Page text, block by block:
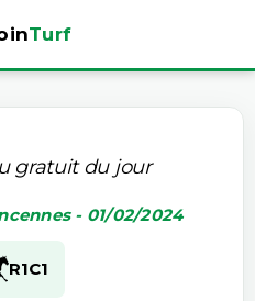
Turf
gratuit du jour
- 01/02/2024
R1C1